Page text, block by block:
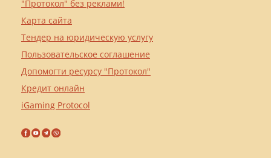
"Протокол" без реклами!
Карта сайта
Тендер на юридическую услугу
Пользовательское соглашение
Допомогти ресурсу "Протокол"
Кредит онлайн
iGaming Protocol